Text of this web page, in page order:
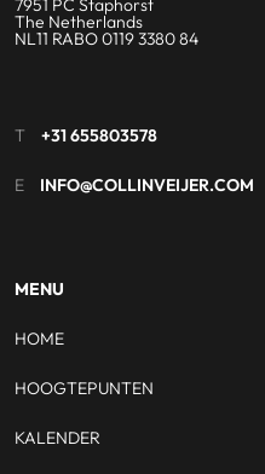
The Netherlands
NL11 RABO 0119 3380 84
T +31 655803578
E INFO@COLLINVEIJER.COM
MENU
HOME
HOOGTEPUNTEN
KALENDER